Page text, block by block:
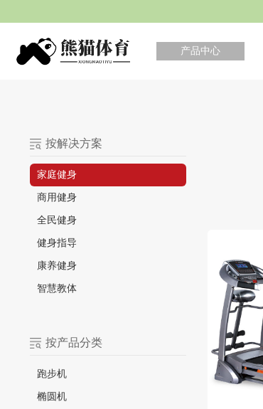
产品中心
按解决方案
家庭健身
商用健身
全民健身
健身指导
康养健身
智慧教体
按产品分类
跑步机
椭圆机